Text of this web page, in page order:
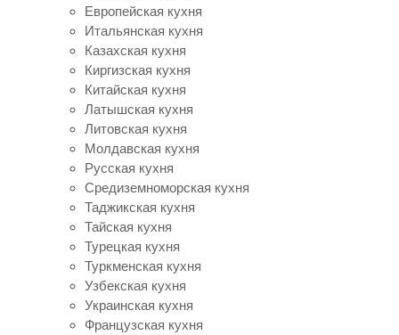
Европейская кухня
Итальянская кухня
Казахская кухня
Киргизская кухня
Китайская кухня
Латышская кухня
Литовская кухня
Молдавская кухня
Русская кухня
Средиземноморская кухня
Таджикская кухня
Тайская кухня
Турецкая кухня
Туркменская кухня
Узбекская кухня
Украинская кухня
Французская кухня